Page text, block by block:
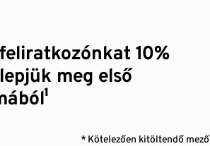
10%
meg első
* Kötelezően kitöltendő mező